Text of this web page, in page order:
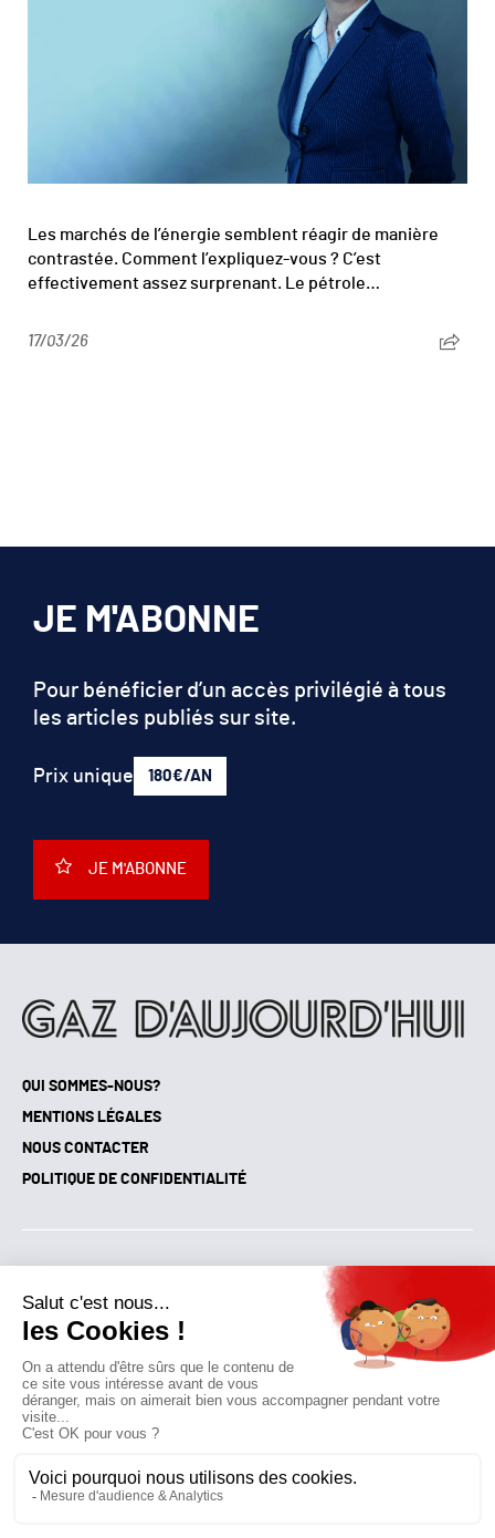
Les marchés de l’énergie semblent réagir de manière
contrastée. Comment l’expliquez-vous ? C’est
effectivement assez surprenant. Le pétrole…
17/03/26
QUI SOMMES-NOUS?
MENTIONS LÉGALES
NOUS CONTACTER
POLITIQUE DE CONFIDENTIALITÉ
Mes favoris
JE M'ABONNE
Pour bénéficier d’un accès privilégié à tous
les articles publiés sur site.
Prix unique 180€/AN
JE M'ABONNE